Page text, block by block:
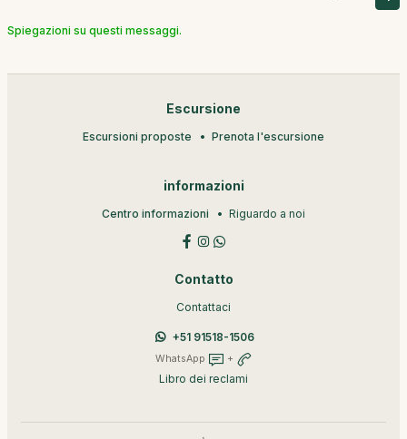
Spiegazioni su questi messaggi.
Escursione
Escursioni proposte Prenota l'escursione
informazioni
Centro informazioni Riguardo a noi
Contatto
Contattaci
+51 91518-1506
WhatsApp +
Libro dei reclami